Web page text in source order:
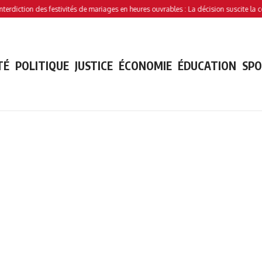
des festivités de mariages en heures ouvrables : La décision suscite la
POLITIQUE JUSTICE ÉCONOMIE ÉDUCATION